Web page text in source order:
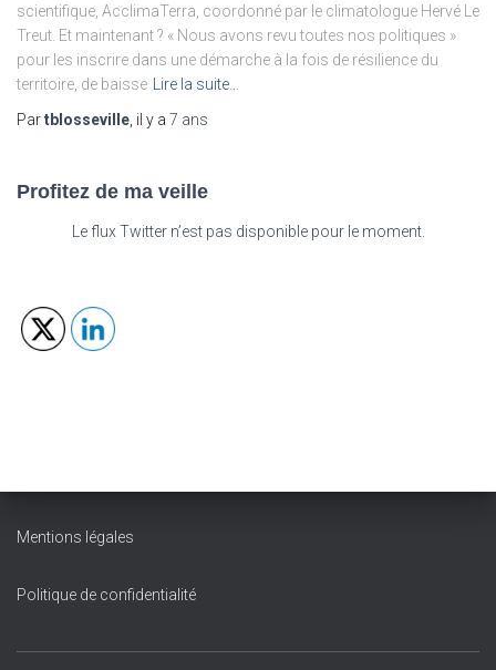
scientifique, AcclimaTerra, coordonné par le climatologue Hervé Le
Treut. Et maintenant ? « Nous avons revu toutes nos politiques »
pour les inscrire dans une démarche à la fois de résilience du
territoire, de baisse
Lire la suite…
Partblosseville , il y a 7 ans
Profitez de ma veille
Le flux Twitter n’est pas disponible pour le moment.
Mentions légales
Politique de confidentialité